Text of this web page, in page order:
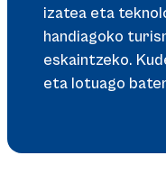
izatea eta
handiagoko
eskaintzeko.
eta lotuago